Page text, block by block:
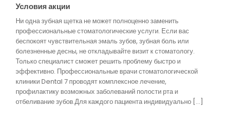
Условия акции
Ни одна зубная щетка не может полноценно заменить
профессиональные стоматологические услуги. Если вас
беспокоят чувствительная эмаль зубов, зубная боль или
болезненные десны, не откладывайте визит к стоматологу.
Только специалист сможет решить проблему быстро и
эффективно. Профессиональные врачи стоматологической
клиники Dental 7 проводят комплексное лечение,
профилактику возможных заболеваний полости рта и
отбеливание зубов.Для каждого пациента индивидуально […]